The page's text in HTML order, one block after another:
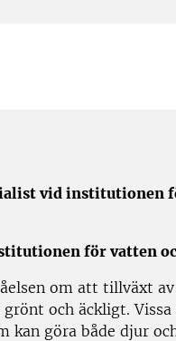
vid institutionen
för vatten
om att tillväxt
och äckligt. Vissa
kan göra både djur